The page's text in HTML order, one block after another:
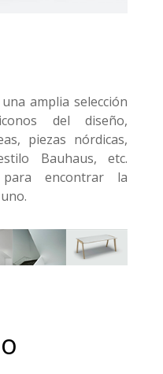
amplia selección
del diseño,
piezas nórdicas,
Bauhaus, etc.
encontrar la